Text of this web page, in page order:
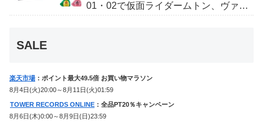
01・02で仮面ライダームトン、ヴァン
SALE
楽天市場 ：ポイント最大49.5倍 お買い物マラソン
8月4日(火)20:00～8月11日(火)01:59
TOWER RECORDS ONLINE ：全品PT20％キャンペーン
8月6日(木)0:00～8月9日(日)23:59